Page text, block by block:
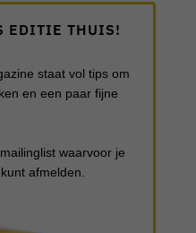
EDITIE THUIS!
staat vol tips om
en een paar fijne
waarvoor je
afmelden.